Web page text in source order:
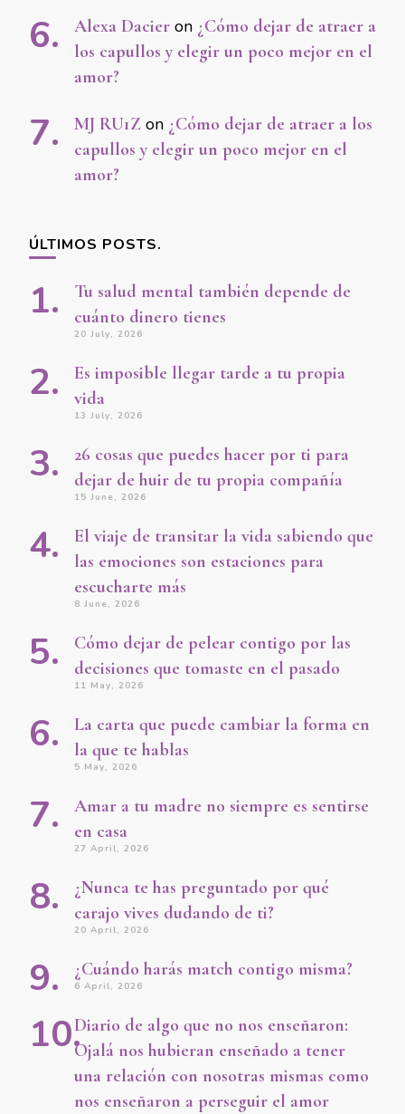
Alexa Dacier on ¿Cómo dejar de atraer a
los capullos y elegir un poco mejor en el
amor?
MJ RU1Z on ¿Cómo dejar de atraer a los
capullos y elegir un poco mejor en el
amor?
ÚLTIMOS POSTS.
Tu salud mental también depende de
cuánto dinero tienes
20 July, 2026
Es imposible llegar tarde a tu propia
vida
13 July, 2026
26 cosas que puedes hacer por ti para
dejar de huir de tu propia compañía
15 June, 2026
El viaje de transitar la vida sabiendo que
las emociones son estaciones para
escucharte más
8 June, 2026
Cómo dejar de pelear contigo por las
decisiones que tomaste en el pasado
11 May, 2026
La carta que puede cambiar la forma en
la que te hablas
5 May, 2026
Amar a tu madre no siempre es sentirse
en casa
27 April, 2026
¿Nunca te has preguntado por qué
carajo vives dudando de ti?
20 April, 2026
¿Cuándo harás match contigo misma?
6 April, 2026
Diario de algo que no nos enseñaron:
Ojalá nos hubieran enseñado a tener
una relación con nosotras mismas como
nos enseñaron a perseguir el amor